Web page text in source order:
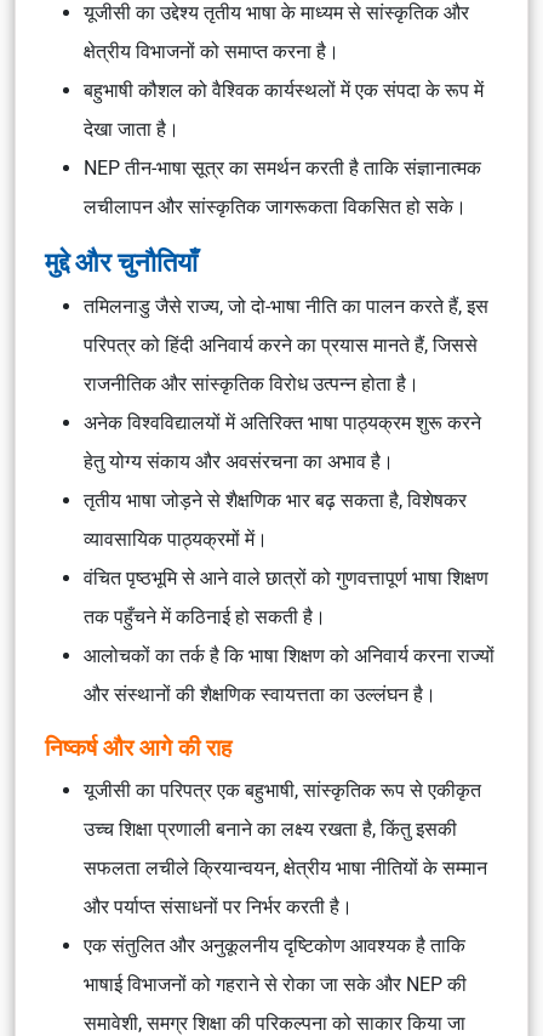
यूजीसी का उद्देश्य तृतीय भाषा के माध्यम से सांस्कृतिक और
क्षेत्रीय विभाजनों को समाप्त करना है।
बहुभाषी कौशल को वैश्विक कार्यस्थलों में एक संपदा के रूप में
देखा जाता है।
NEP तीन-भाषा सूत्र का समर्थन करती है ताकि संज्ञानात्मक
लचीलापन और सांस्कृतिक जागरूकता विकसित हो सके।
मुद्दे और चुनौतियाँ
तमिलनाडु जैसे राज्य, जो दो-भाषा नीति का पालन करते हैं, इस
परिपत्र को हिंदी अनिवार्य करने का प्रयास मानते हैं, जिससे
राजनीतिक और सांस्कृतिक विरोध उत्पन्न होता है।
अनेक विश्वविद्यालयों में अतिरिक्त भाषा पाठ्यक्रम शुरू करने
हेतु योग्य संकाय और अवसंरचना का अभाव है।
तृतीय भाषा जोड़ने से शैक्षणिक भार बढ़ सकता है, विशेषकर
व्यावसायिक पाठ्यक्रमों में।
वंचित पृष्ठभूमि से आने वाले छात्रों को गुणवत्तापूर्ण भाषा शिक्षण
तक पहुँचने में कठिनाई हो सकती है।
आलोचकों का तर्क है कि भाषा शिक्षण को अनिवार्य करना राज्यों
और संस्थानों की शैक्षणिक स्वायत्तता का उल्लंघन है।
निष्कर्ष और आगे की राह
यूजीसी का परिपत्र एक बहुभाषी, सांस्कृतिक रूप से एकीकृत
उच्च शिक्षा प्रणाली बनाने का लक्ष्य रखता है, किंतु इसकी
सफलता लचीले क्रियान्वयन, क्षेत्रीय भाषा नीतियों के सम्मान
और पर्याप्त संसाधनों पर निर्भर करती है।
एक संतुलित और अनुकूलनीय दृष्टिकोण आवश्यक है ताकि
भाषाई विभाजनों को गहराने से रोका जा सके और NEP की
समावेशी, समग्र शिक्षा की परिकल्पना को साकार किया जा